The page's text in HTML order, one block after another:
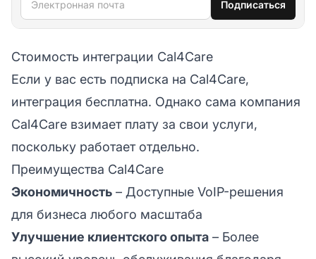
Подписаться
Стоимость интеграции Cal4Care
Если у вас есть подписка на Cal4Care,
интеграция бесплатна. Однако сама компания
Cal4Care взимает плату за свои услуги,
поскольку работает отдельно.
Преимущества Cal4Care
Экономичность – Доступные VoIP-решения
для бизнеса любого масштаба
Улучшение клиентского опыта – Более